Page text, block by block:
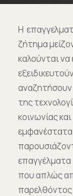
Η
ζήτημα
καλούνται να
αναζητήσουν
της
κοινωνίας
επαγγέλματα
που απλώς